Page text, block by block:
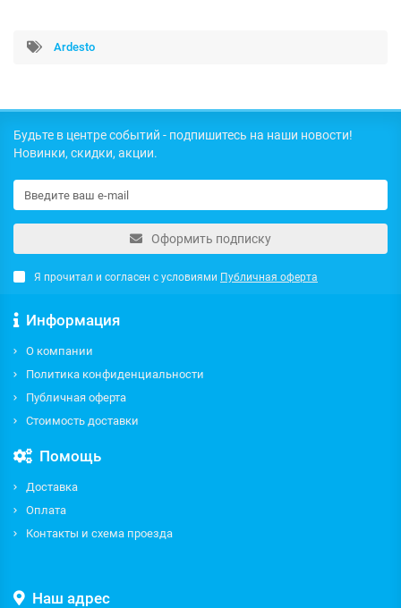
Ardesto
Будьте в центре событий - подпишитесь на наши новости!
Новинки, скидки, акции.
Оформить подписку
Я прочитал и согласен с условиями Публичная оферта
Информация
О компании
Политика конфиденциальности
Публичная оферта
Стоимость доставки
Помощь
Доставка
Оплата
Контакты и схема проезда
Наш адрес